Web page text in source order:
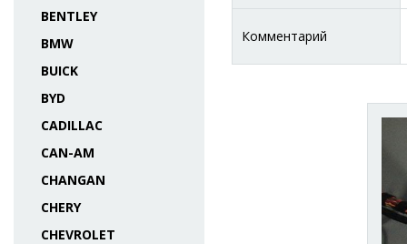
BENTLEY
BMW
BUICK
BYD
CADILLAC
CAN-AM
CHANGAN
CHERY
CHEVROLET
Комментарий